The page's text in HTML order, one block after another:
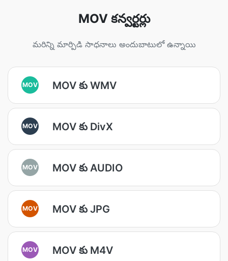
MOV కన్వర్టర్లు
మరిన్ని మార్పిడి సాధనాలు అందుబాటులో ఉన్నాయి
MOV MOV కు WMV
MOV MOV కు DivX
MOV MOV కు AUDIO
MOV MOV కు JPG
MOV MOV కు M4V